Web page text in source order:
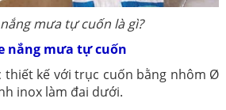
mưa tự cuốn là gì?
nắng mưa tự cuốn
thiết kế với trục cuốn bằng nhôm Ø
inox làm đai dưới.